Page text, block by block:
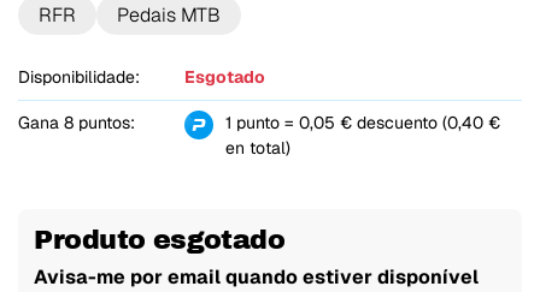
RFR Pedais MTB
Disponibilidade: Esgotado
Gana 8 puntos:
1 punto = 0,05 € descuento (0,40 €
en total)
Produto esgotado
Avisa-me por email quando estiver disponível